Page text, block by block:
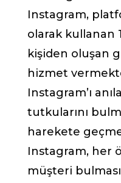
Instagram,
olarak kullanan
kişiden oluşan
hizmet
Instagram’ı
tutkularını
harekete
Instagram, her
müşteri